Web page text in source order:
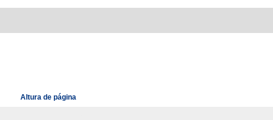
Altura de página